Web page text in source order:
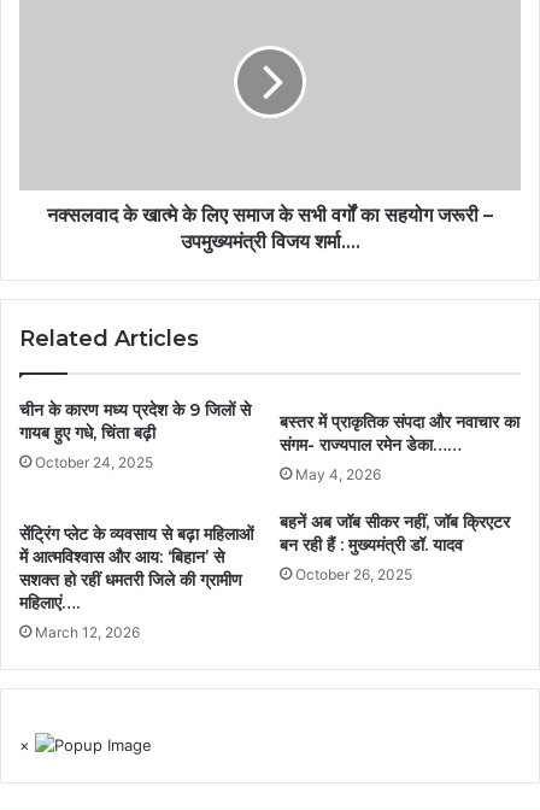
नक्सलवाद के खात्मे के लिए समाज के सभी वर्गों का सहयोग जरूरी –
उपमुख्यमंत्री विजय शर्मा….
Related Articles
चीन के कारण मध्य प्रदेश के 9 जिलों से
गायब हुए गधे, चिंता बढ़ी
October 24, 2025
बस्तर में प्राकृतिक संपदा और नवाचार का
संगम- राज्यपाल रमेन डेका……
May 4, 2026
सेंट्रिंग प्लेट के व्यवसाय से बढ़ा महिलाओं
में आत्मविश्वास और आय: ‘बिहान’ से
सशक्त हो रहीं धमतरी जिले की ग्रामीण
महिलाएं….
March 12, 2026
बहनें अब जॉब सीकर नहीं, जॉब क्रिएटर
बन रही हैं : मुख्यमंत्री डॉ. यादव
October 26, 2025
×